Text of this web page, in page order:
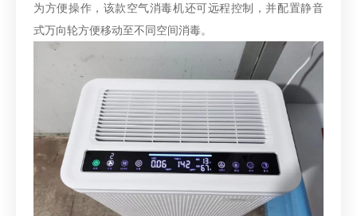
为方便操作，该款空气消毒机还可远程控制，并配置静音
式万向轮方便移动至不同空间消毒。